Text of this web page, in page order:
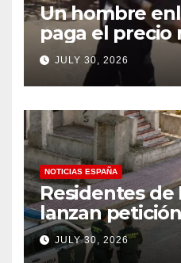
Un hombre
paga el precio
después de
a un tiroteo
condado de
(VIDEO) * The
Pundit * por
Linebarger
JULY 30, 2026
NOTICIAS ESPAÑA
Residentes de
lanzan
disminución
servicios
JULY 30, 2026